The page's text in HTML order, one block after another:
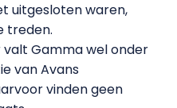
uitgesloten waren,
treden.
Gamma wel onder
van Avans
vinden geen